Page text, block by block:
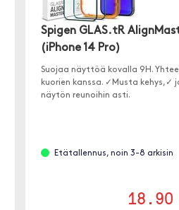
Spigen GLAS.tR
(iPhone 14 Pro)
Suojaa näyttöä kovalla 9H.
kuorien kanssa. ✓Musta
näytön reunoihin asti.
Etätallennus, noin 3-8 arkisin